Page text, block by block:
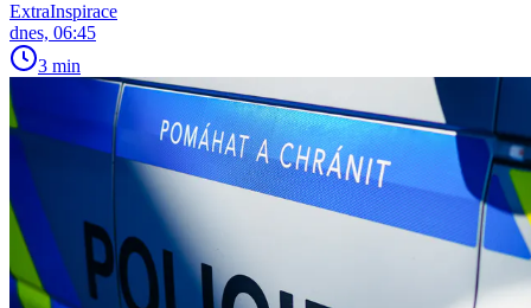
ExtraInspirace
dnes, 06:45
3 min